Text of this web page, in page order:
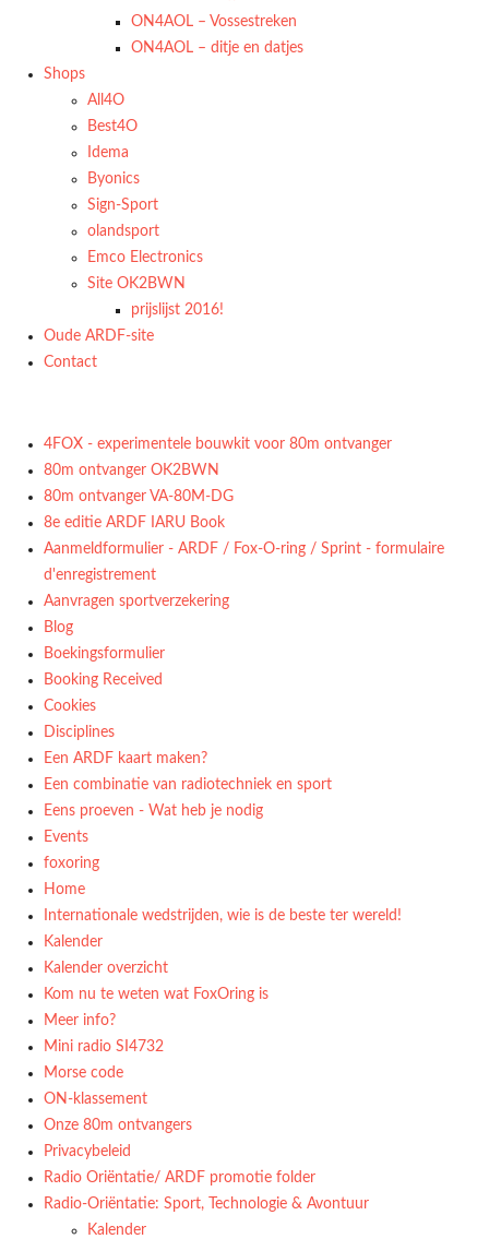
ON4AOL – Vossestreken
ON4AOL – ditje en datjes
Shops
All4O
Best4O
Idema
Byonics
Sign-Sport
olandsport
Emco Electronics
Site OK2BWN
prijslijst 2016!
Oude ARDF-site
Contact
4FOX - experimentele bouwkit voor 80m ontvanger
80m ontvanger OK2BWN
80m ontvanger VA-80M-DG
8e editie ARDF IARU Book
Aanmeldformulier - ARDF / Fox-O-ring / Sprint - formulaire
d'enregistrement
Aanvragen sportverzekering
Blog
Boekingsformulier
Booking Received
Cookies
Disciplines
Een ARDF kaart maken?
Een combinatie van radiotechniek en sport
Eens proeven - Wat heb je nodig
Events
foxoring
Home
Internationale wedstrijden, wie is de beste ter wereld!
Kalender
Kalender overzicht
Kom nu te weten wat FoxOring is
Meer info?
Mini radio SI4732
Morse code
ON-klassement
Onze 80m ontvangers
Privacybeleid
Radio Oriëntatie/ ARDF promotie folder
Radio‑Oriëntatie: Sport, Technologie & Avontuur
Kalender